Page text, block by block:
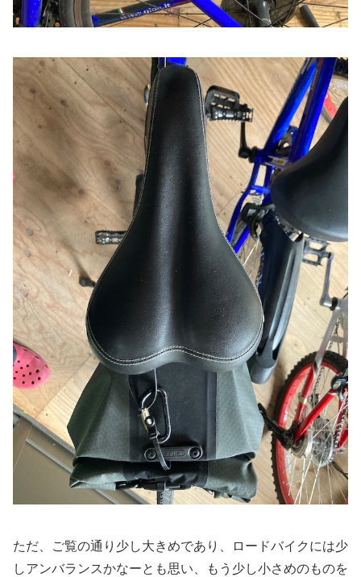
ただ、ご覧の通り少し大きめであり、ロードバイクには少
しアンバランスかなーとも思い、もう少し小さめのものを